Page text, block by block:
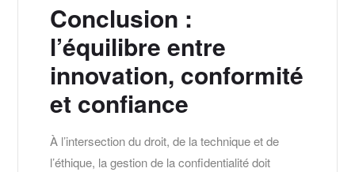
Conclusion :
l’équilibre entre
innovation, conformité
et confiance
À l’intersection du droit, de la technique et de
l’éthique, la gestion de la confidentialité doit